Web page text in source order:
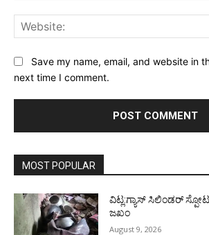
Save my name, email, and website in
next time I comment.
MOST POPULAR
ವಿಟ್ಲ:ಗ್ಯಾಸ್ ಸಿಲಿಂಡರ್
ಜಖಂ
August 9, 2026